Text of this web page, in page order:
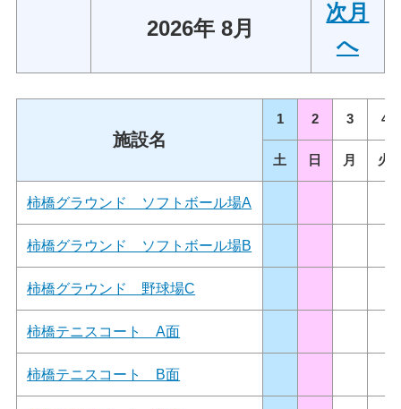
2026年 8月
次月
へ
施設名
1 2 3 4
土 日 月 火
柿橋グラウンド ソフトボール場A
柿橋グラウンド ソフトボール場B
柿橋グラウンド 野球場C
柿橋テニスコート A面
柿橋テニスコート B面